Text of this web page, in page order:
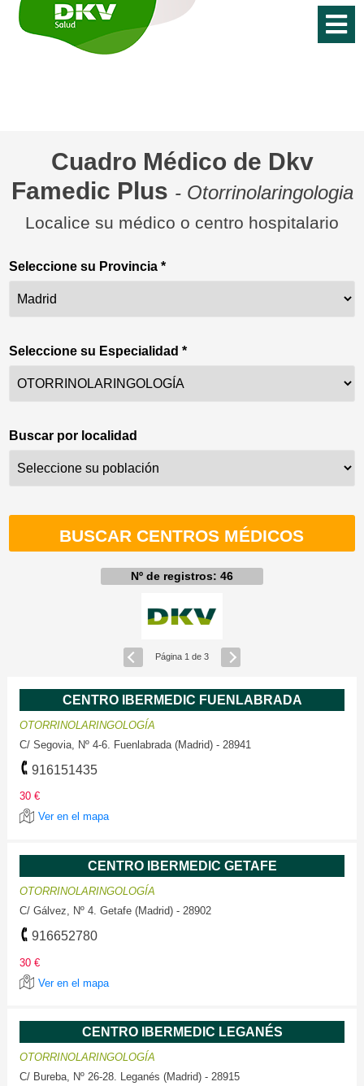
Cuadro Médico de Dkv
Famedic Plus - Otorrinolaringologia
Localice su médico o centro hospitalario
Seleccione su Provincia *
Seleccione su Especialidad *
Buscar por localidad
Nº de registros: 46
Página 1 de 3
CENTRO IBERMEDIC FUENLABRADA
OTORRINOLARINGOLOGÍA
C/ Segovia, Nº 4-6. Fuenlabrada (Madrid) - 28941
916151435
30 €
Ver en el mapa
CENTRO IBERMEDIC GETAFE
OTORRINOLARINGOLOGÍA
C/ Gálvez, Nº 4. Getafe (Madrid) - 28902
916652780
30 €
Ver en el mapa
CENTRO IBERMEDIC LEGANÉS
OTORRINOLARINGOLOGÍA
C/ Bureba, Nº 26-28. Leganés (Madrid) - 28915